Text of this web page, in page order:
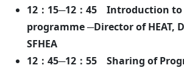
12：15─12：45 Introduction to
programme ─Director of HEAT,
SFHEA
12：45─12：55 Sharing of